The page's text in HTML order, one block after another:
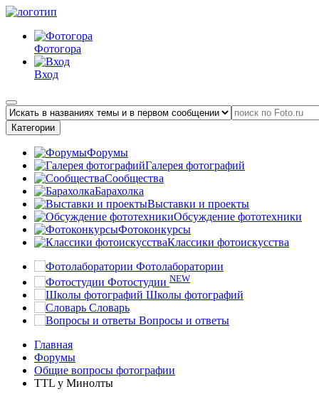
Фотогора
Вход
Категории
Форумы
Галерея фотографий
Сообщества
Барахолка
Выставки и проекты
Обсуждение фототехники
Фотоконкурсы
Классики фотоискусства
Фотолаборатории
Фотостудии NEW
Школы фотографий
Словарь
Вопросы и ответы
Главная
Форумы
Общие вопросы фотографии
TTL у Минолты